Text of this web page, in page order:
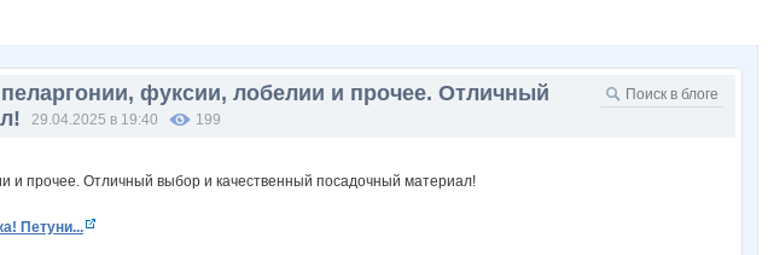
фуксии, лобелии и прочее. Отличный
29.04.2025 в 19:40 199
Петуни...